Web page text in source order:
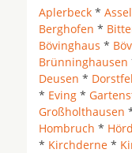
Aplerbeck *
Berghofen *
Bövinghaus *
Brünninghausen
Deusen *
* Eving *
Großholthausen
Hombruch *
* Kirchderne *